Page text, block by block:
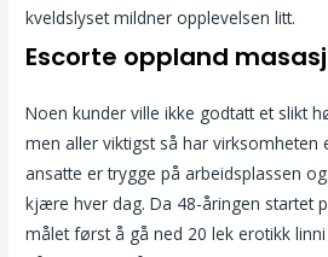
kveldslyset mildner opplevelsen litt.
Escorte oppland
Noen kunder ville ikke godtatt et slikt
men aller viktigst så har virksomheten
ansatte er trygge på arbeidsplassen
kjære hver dag. Da 48-åringen startet
målet først å gå ned 20 lek erotikk